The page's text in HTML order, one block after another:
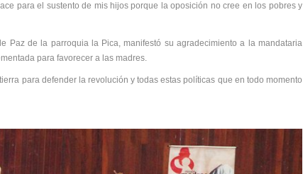
para el sustento de mis hijos porque la oposición no cree en los pobres y
Paz de la parroquia la Pica, manifestó su agradecimiento a la mandataria
para favorecer a las madres.
para defender la revolución y todas estas políticas que en todo momento